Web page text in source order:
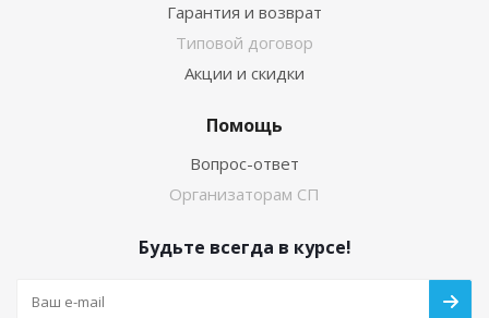
Гарантия и возврат
Типовой договор
Акции и скидки
Помощь
Вопрос-ответ
Организаторам СП
Будьте всегда в курсе!